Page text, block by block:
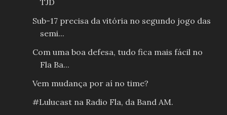
TJD
Sub-17 precisa da vitória no segundo jogo das
semi...
Com uma boa defesa, tudo fica mais fácil no
Fla Ba...
Vem mudança por aí no time?
#Lulucast na Radio Fla, da Band AM.